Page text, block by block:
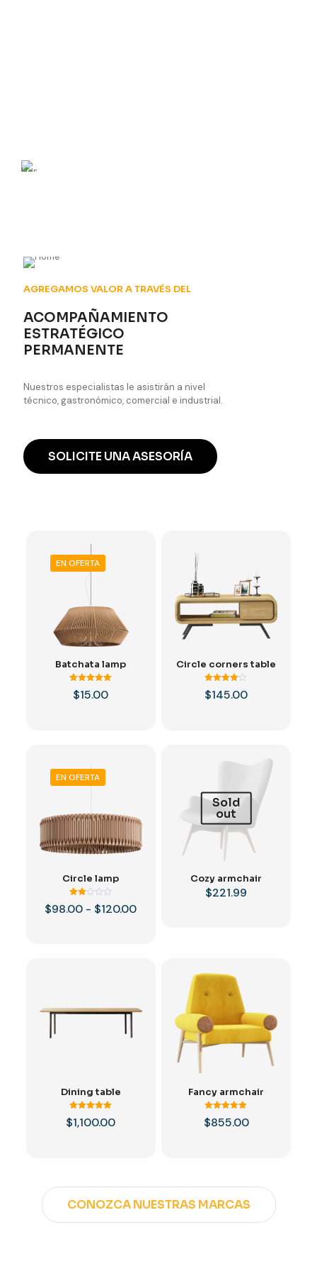
AGREGAMOS VALOR A TRAVÉS DEL
ACOMPAÑAMIENTO
ESTRATÉGICO
PERMANENTE
Nuestros especialistas le asistirán a nivel
técnico, gastronómico, comercial e industrial.
SOLICITE UNA ASESORÍA
EN OFERTA
Batchata lamp
Valorado
con
$15.00
Circle corners table
Valorado
con
$145.00
EN OFERTA
Circle lamp
Valorado
con
$98.00 - $120.00Rango
Sold
out
Cozy armchair
$221.99
Dining table
con
$1,100.00
Fancy armchair
con
$855.00
CONOZCA NUESTRAS MARCAS